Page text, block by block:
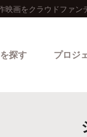
映画をクラウドファン
探す プロジ